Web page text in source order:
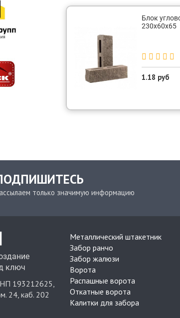
Блок
230х60х65
1.18 руб
только значимую информацию
ключ
193212625,
24, каб. 202
Металлический штакетник
Забор ранчо
Забор жалюзи
Ворота
Распашные ворота
Откатные ворота
Калитки для забора